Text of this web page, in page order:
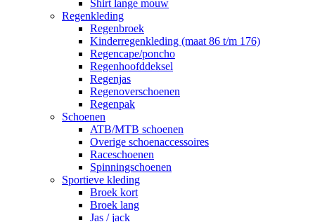
Shirt lange mouw
Regenkleding
Regenbroek
Kinderregenkleding (maat 86 t/m 176)
Regencape/poncho
Regenhoofddeksel
Regenjas
Regenoverschoenen
Regenpak
Schoenen
ATB/MTB schoenen
Overige schoenaccessoires
Raceschoenen
Spinningschoenen
Sportieve kleding
Broek kort
Broek lang
Jas / jack